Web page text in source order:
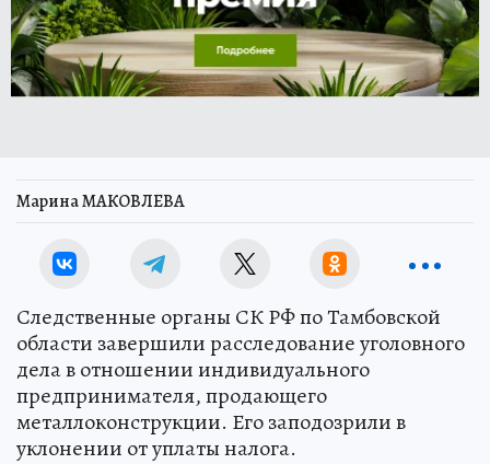
Марина МАКОВЛЕВА
Следственные органы СК РФ по Тамбовской
области завершили расследование уголовного
дела в отношении индивидуального
предпринимателя, продающего
металлоконструкции. Его заподозрили в
уклонении от уплаты налога.